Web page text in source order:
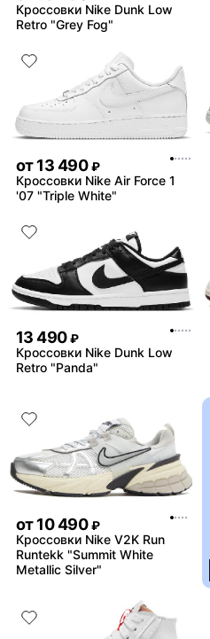
Кроссовки Nike Dunk Low
Retro "Grey Fog"
от13 490 ₽
Кроссовки Nike Air Force 1
'07 "Triple White"
13 490 ₽
Кроссовки Nike Dunk Low
Retro "Panda"
от10 490 ₽
Кроссовки Nike V2K Run
Runtekk "Summit White
Metallic Silver"